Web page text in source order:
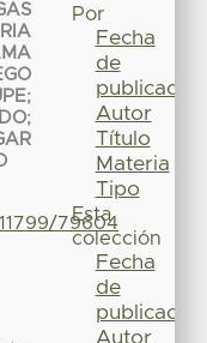
;
;
79604
Por
Fecha
de
publicación
Autor
Título
Materia
Tipo
Esta
colección
Fecha
de
publicación
Autor